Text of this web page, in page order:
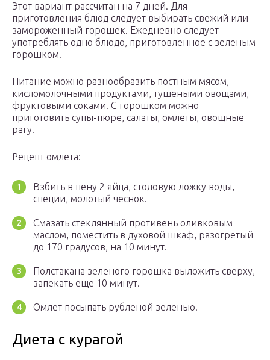
Этот вариант рассчитан на 7 дней. Для
приготовления блюд следует выбирать свежий или
замороженный горошек. Ежедневно следует
употреблять одно блюдо, приготовленное с зеленым
горошком.
Питание можно разнообразить постным мясом,
кисломолочными продуктами, тушеными овощами,
фруктовыми соками. С горошком можно
приготовить супы-пюре, салаты, омлеты, овощные
рагу.
Рецепт омлета:
Взбить в пену 2 яйца, столовую ложку воды,
специи, молотый чеснок.
Смазать стеклянный противень оливковым
маслом, поместить в духовой шкаф, разогретый
до 170 градусов, на 10 минут.
Полстакана зеленого горошка выложить сверху,
запекать еще 10 минут.
Омлет посыпать рубленой зеленью.
Диета с курагой